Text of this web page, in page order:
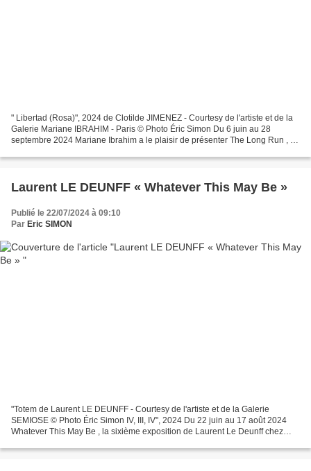
" Libertad (Rosa)", 2024 de Clotilde JIMENEZ - Courtesy de l'artiste et de la
Galerie Mariane IBRAHIM - Paris © Photo Éric Simon Du 6 juin au 28
septembre 2024 Mariane Ibrahim a le plaisir de présenter The Long Run , la
Laurent LE DEUNFF « Whatever This May Be »
Publié le 22/07/2024 à 09:10
Par Eric SIMON
"Totem de Laurent LE DEUNFF - Courtesy de l'artiste et de la Galerie
SEMIOSE © Photo Éric Simon IV, III, IV", 2024 Du 22 juin au 17 août 2024
Whatever This May Be , la sixième exposition de Laurent Le Deunff chez